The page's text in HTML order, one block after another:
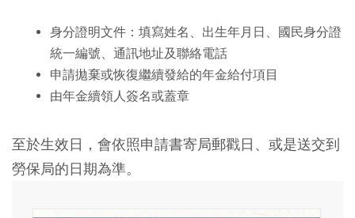
身分證明文件：填寫姓名、出生年月日、國民身分證
統一編號、通訊地址及聯絡電話
申請拋棄或恢復繼續發給的年金給付項目
由年金續領人簽名或蓋章
至於生效日，會依照申請書寄局郵戳日、或是送交到
勞保局的日期為準。